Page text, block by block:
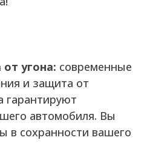
угона: современные
и защита от
гарантируют
автомобиля. Вы
в сохранности вашего